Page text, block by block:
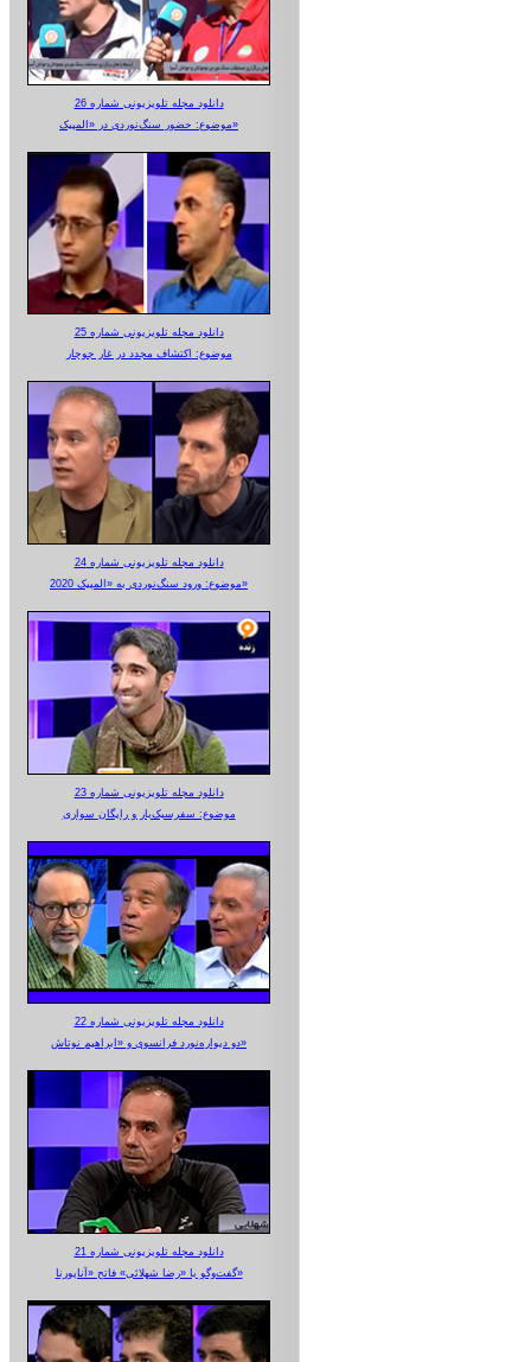
دانلود مجله تلویزیونی شماره 26
موضوع: حضور سنگ‌نوردی در «المپیک»
دانلود مجله تلویزیونی شماره 25
موضوع: اکتشاف مجدد در غار جوجار
دانلود مجله تلویزیونی شماره 24
موضوع: ورود سنگ‌نوردی به «المپیک 2020»
دانلود مجله تلویزیونی شماره 23
موضوع: سفرسبک‌بار و رایگان سواری
دانلود مجله تلویزیونی شماره 22
دو دیواره‌نورد فرانسوی و «ابراهیم نوتاش»
دانلود مجله تلویزیونی شماره 21
گفت‌وگو با «رضا شهلائی» فاتح «آناپورنا»